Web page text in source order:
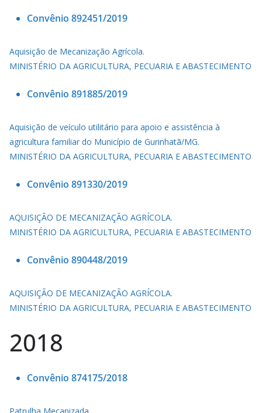
Convênio 892451/2019
Aquisição de Mecanização Agrícola.
MINISTÉRIO DA AGRICULTURA, PECUARIA E ABASTECIMENTO
Convênio 891885/2019
Aquisição de veículo utilitário para apoio e assistência à
agricultura familiar do Município de Gurinhatã/MG.
MINISTÉRIO DA AGRICULTURA, PECUARIA E ABASTECIMENTO
Convênio 891330/2019
AQUISIÇÃO DE MECANIZAÇÃO AGRÍCOLA.
MINISTÉRIO DA AGRICULTURA, PECUARIA E ABASTECIMENTO
Convênio 890448/2019
AQUISIÇÃO DE MECANIZAÇÃO AGRÍCOLA.
MINISTÉRIO DA AGRICULTURA, PECUARIA E ABASTECIMENTO
2018
Convênio 874175/2018